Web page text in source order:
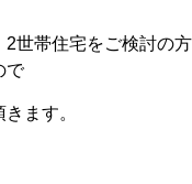
2世帯住宅をご検討の
で
ます。